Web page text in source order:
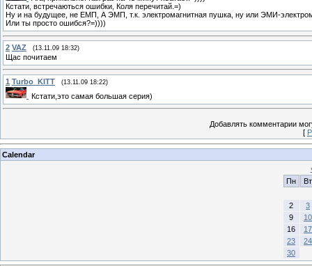
Кстати, встречаються ошибки, Коля перечитай.=)
Ну и на будущее, не ЕМП, А ЭМП, т.к. электромагнитная пушка, ну или ЭМИ-
Или ты просто ошибся?=))))
2 VAZ (13.11.09 18:32)
Щас почитаем
1 Turbo_KITT (13.11.09 18:22)
Кстати,это самая большая серия)
Добавлять комментарии
[
Calendar
Пн
Вт
2
3
9
10
16
17
23
24
30